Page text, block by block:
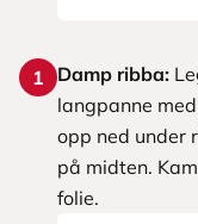
1 Damp ribba:
langpanne
opp ned under
på midten.
folie.